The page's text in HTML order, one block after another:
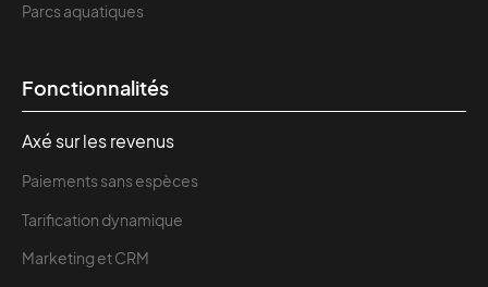
Parcs aquatiques
Fonctionnalités
Axé sur les revenus
Paiements sans espèces
Tarification dynamique
Marketing et CRM